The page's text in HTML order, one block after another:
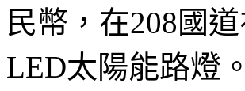
民幣，在208國
LED太陽能路燈